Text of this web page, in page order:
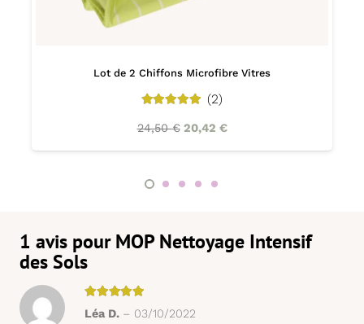
Lot de 2 Chiffons Microfibre Vitres
(2)
24,50€ 20,42 €
1 avis pourMOP Nettoyage Intensif
des Sols
Léa D. – 03/10/2022